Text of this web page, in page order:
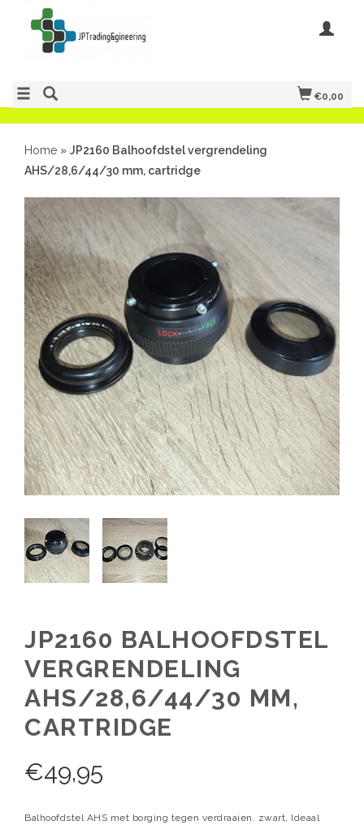
€0,00
Home » JP2160 Balhoofdstel vergrendeling
AHS/28,6/44/30 mm, cartridge
JP2160 BALHOOFDSTEL
VERGRENDELING
AHS/28,6/44/30 MM,
CARTRIDGE
€49,95
Balhoofdstel AHS met borging tegen verdraaien. zwart, Ideaal